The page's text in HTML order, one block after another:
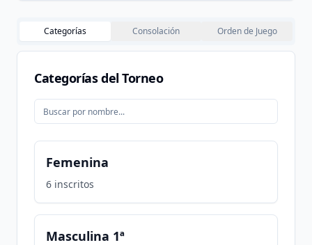
Categorías Consolación Orden de Juego
Categorías del Torneo
Femenina
6 inscritos
Masculina 1ª